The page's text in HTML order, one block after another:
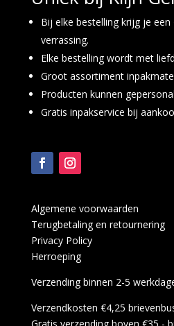
Bij elke bestelling krijg je een
verrassing.
Elke bestelling wordt met
Groot assortiment
Producten kunnen
Gratis inpakservice bij
Algemene voorwaarden
Terugbetaling en retournering
Privacy Policy
Herroeping
Verzending binnen 2-5
Verzendkosten €4,25